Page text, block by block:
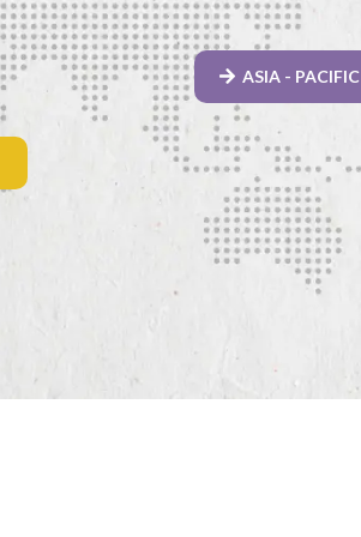
ASIA - PACIFIC